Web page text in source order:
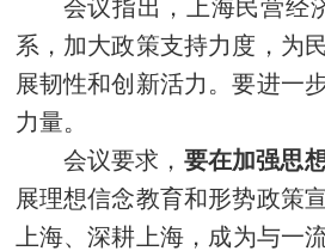
会议指出，上海民营经
系，加大政策支持力度，为
展韧性和创新活力。要进一
力量。
会议要求， 要在加强思
展理想信念教育和形势政策
上海、深耕上海，成为与一